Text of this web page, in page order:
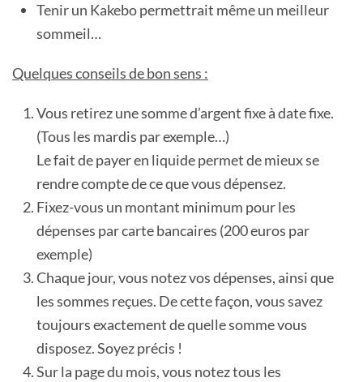
Tenir un Kakebo permettrait même un meilleur
sommeil…
Quelques conseils de bon sens :
Vous retirez une somme d’argent fixe à date fixe.
(Tous les mardis par exemple…)
Le fait de payer en liquide permet de mieux se
rendre compte de ce que vous dépensez.
Fixez-vous un montant minimum pour les
dépenses par carte bancaires (200 euros par
exemple)
Chaque jour, vous notez vos dépenses, ainsi que
les sommes reçues. De cette façon, vous savez
toujours exactement de quelle somme vous
disposez. Soyez précis !
Sur la page du mois, vous notez tous les